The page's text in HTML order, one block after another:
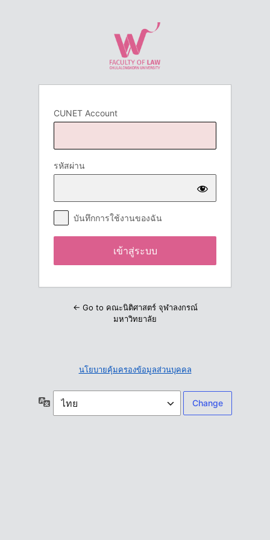
CUNET Account
รหัสผ่าน
บันทึกการใช้งานของฉัน
← Go to คณะนิติศาสตร์ จุฬาลงกรณ์
มหาวิทยาลัย
นโยบายคุ้มครองข้อมูลส่วนบุคคล
ภาษา